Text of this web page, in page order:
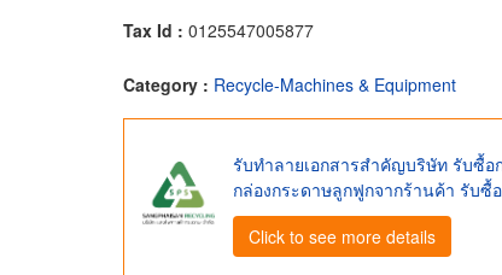
Tax Id : 0125547005877
Category : Recycle-Machines & Equipment
รับทำลายเอกสารสำคัญบริษัท รับซื้อ
กล่องกระดาษลูกฟูกจากร้านค้า รับซื้
Click to see more details